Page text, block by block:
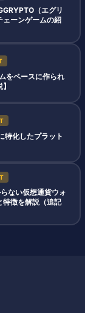
（エグリ
ェーンゲームの紹
をベースに作られ
特化したプラット
ない仮想通貨ウォ
特徴を解説（追記